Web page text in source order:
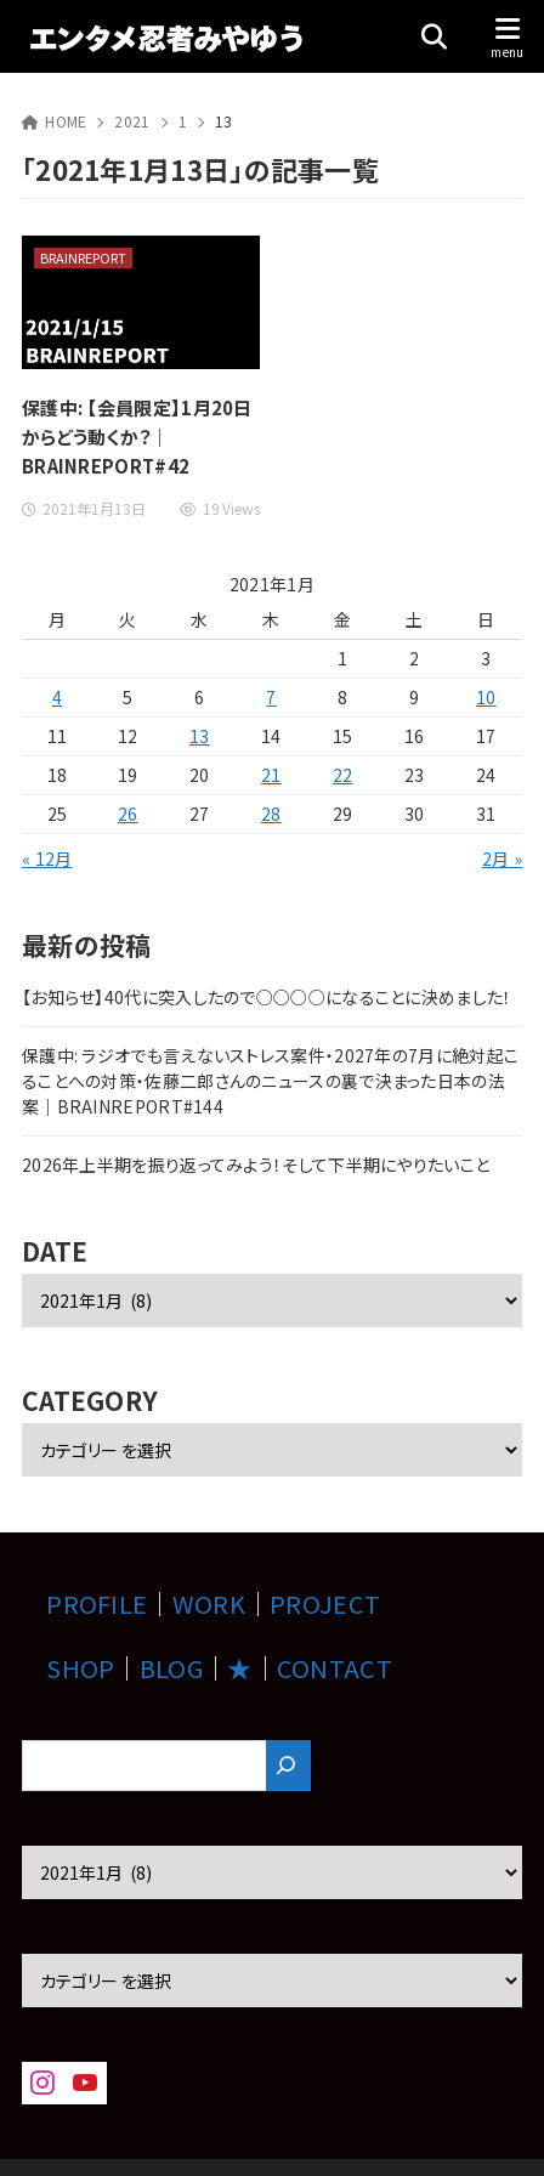
HOME 2021 1 13
「2021年1月13日」の記事一覧
保護中: 【会員限定】1月20日
からどう動くか？｜
BRAINREPORT#42
2021年1月13日
BRAINREPORT
19 Views
2021年1月
月
火 水 木 金 土
日
1
2
3
4
5 6 7 8 9
10
11
12 13 14 15 16
17
18
19 20 21 22 23
24
25
26 27 28 29 30
31
« 12月
2月 »
最新の投稿
【お知らせ】40代に突入したので○○○○になることに決めました！
保護中: ラジオでも言えないストレス案件・2027年の7月に絶対起こ
ることへの対策・佐藤二郎さんのニュースの裏で決まった日本の法
案｜BRAINREPORT#144
2026年上半期を振り返ってみよう！そして下半期にやりたいこと
DATE
ブ
CATEGORY
PROFILE ｜ WORK ｜ PROJECT
SHOP ｜ BLOG ｜ ★ ｜ CONTACT
カ
ブ